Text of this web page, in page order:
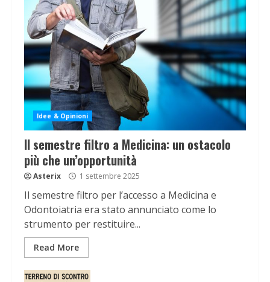
Idee & Opinioni
Il semestre filtro a Medicina: un ostacolo
più che un’opportunità
Asterix 1 settembre 2025
Il semestre filtro per l’accesso a Medicina e
Odontoiatria era stato annunciato come lo
strumento per restituire...
Read More